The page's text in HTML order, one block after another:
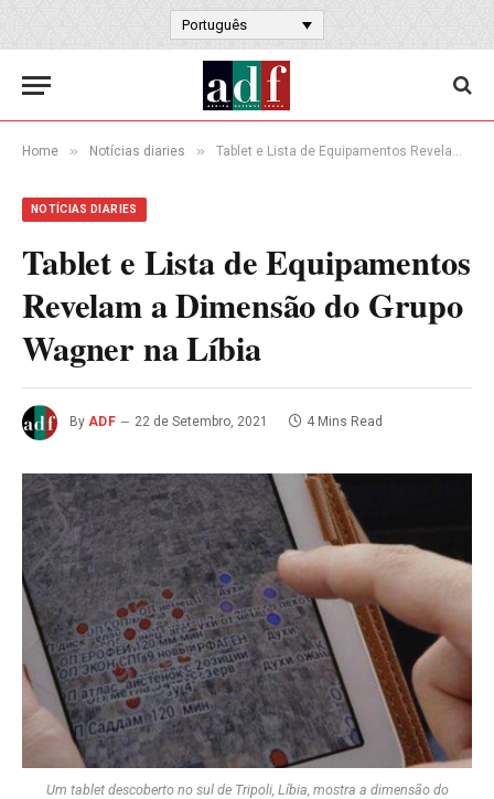
Português
Home » Notícias diaries » Tablet e Lista de Equipamentos Revelam a Dimensão do Grupo Wagner na Líbia
NOTÍCIAS DIARIES
Tablet e Lista de Equipamentos
Revelam a Dimensão do Grupo
Wagner na Líbia
By ADF 22 de Setembro, 2021 4 Mins Read
Um tablet descoberto no sul de Tripoli, Líbia, mostra a dimensão do